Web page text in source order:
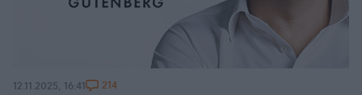
12.11.2025, 16:41 214